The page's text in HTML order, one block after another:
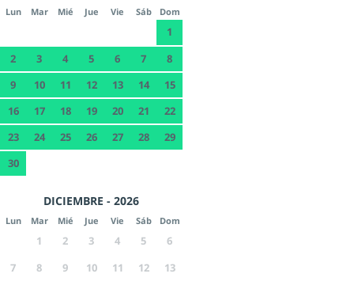
Lun Mar Mié Jue Vie Sáb Dom
1
2
3 4 5 6 7
8
9
10 11 12 13 14
15
16
17 18 19 20 21
22
23
24 25 26 27 28
29
30
DICIEMBRE - 2026
Lun Mar Mié Jue Vie Sáb Dom
1 2 3 4 5
6
7
8 9 10 11 12
13